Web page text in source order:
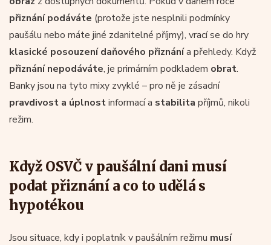
přiznání podáváte (protože jste nesplnili podmínky
paušálu nebo máte jiné zdanitelné příjmy), vrací se do hry
klasické posouzení daňového přiznánía přehledy. Když
přiznání nepodáváte, je primárním podkladem obrat.
Banky jsou na tyto mixy zvyklé – pro ně je zásadní
pravdivost a úplnostinformací a stabilita příjmů, nikoli
režim.
Když OSVČ v paušální dani musí
podat přiznání a co to udělá s
hypotékou
Jsou situace, kdy i poplatník v paušálním režimu musí